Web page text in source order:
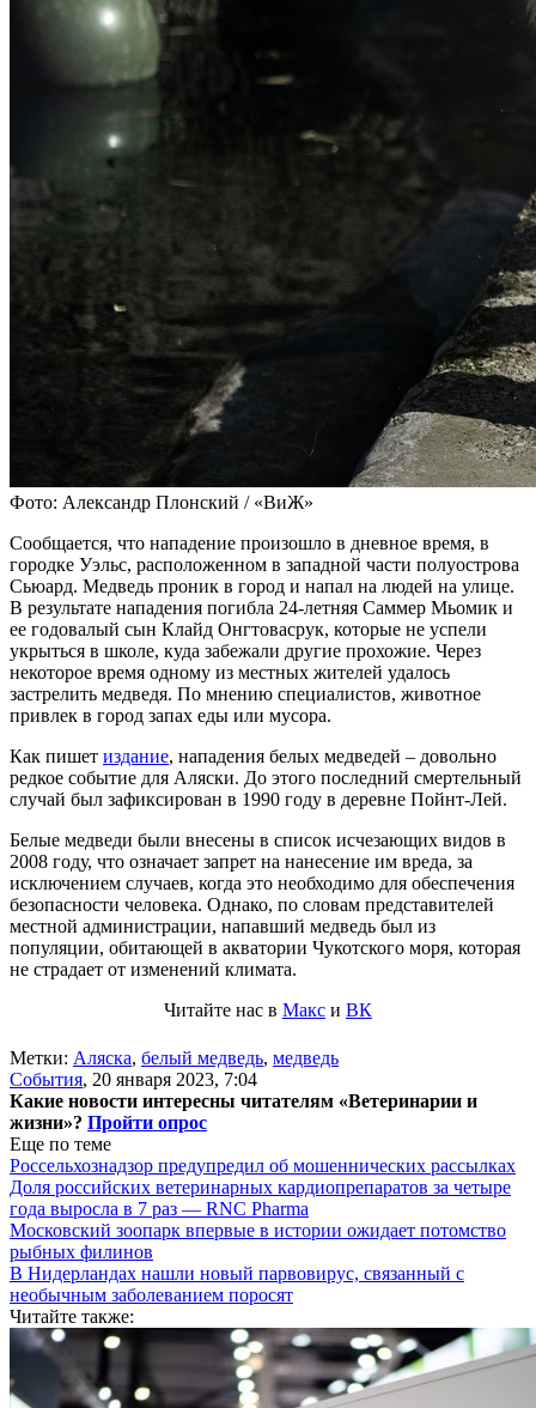
Фото: Александр Плонский / «ВиЖ»
Сообщается, что нападение произошло в дневное время, в
городке Уэльс, расположенном в западной части полуострова
Сьюард. Медведь проник в город и напал на людей на улице.
В результате нападения погибла 24-летняя Саммер Мьомик и
ее годовалый сын Клайд Онгтовасрук, которые не успели
укрыться в школе, куда забежали другие прохожие. Через
некоторое время одному из местных жителей удалось
застрелить медведя. По мнению специалистов, животное
привлек в город запах еды или мусора.
Как пишет издание, нападения белых медведей – довольно
редкое событие для Аляски. До этого последний смертельный
случай был зафиксирован в 1990 году в деревне Пойнт-Лей.
Белые медведи были внесены в список исчезающих видов в
2008 году, что означает запрет на нанесение им вреда, за
исключением случаев, когда это необходимо для обеспечения
безопасности человека. Однако, по словам представителей
местной администрации, напавший медведь был из
популяции, обитающей в акватории Чукотского моря, которая
не страдает от изменений климата.
Читайте нас в Макс и ВК
Метки: Аляска, белый медведь, медведь
События, 20 января 2023, 7:04
Какие новости интересны читателям «Ветеринарии и
жизни»? Пройти опрос
Еще по теме
Россельхознадзор предупредил об мошеннических рассылках
Доля российских ветеринарных кардиопрепаратов за четыре
года выросла в 7 раз — RNC Pharma
Московский зоопарк впервые в истории ожидает потомство
рыбных филинов
В Нидерландах нашли новый парвовирус, связанный с
необычным заболеванием поросят
Читайте также: